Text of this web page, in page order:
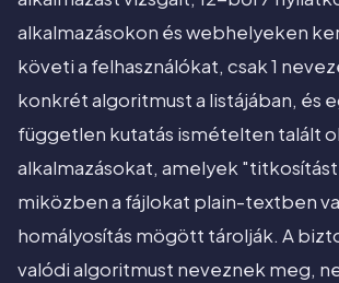
alkalmazásokon és webhelyeken
követi a felhasználókat, csak 1
konkrét algoritmust a listájában, és
független kutatás ismételten talált
alkalmazásokat, amelyek
miközben a fájlokat plain-textben
homályosítás mögött tárolják. A
valódi algoritmust neveznek meg,